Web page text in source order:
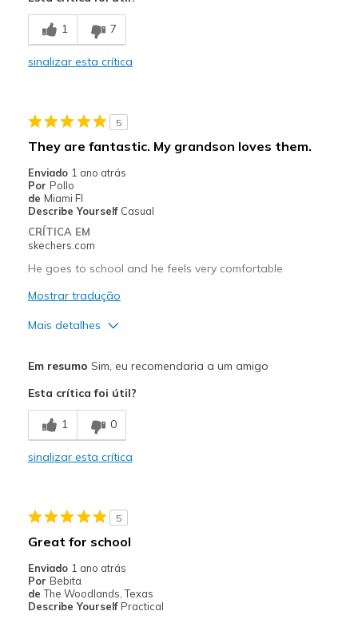
Casual Wear
1 7
sinalizar esta crítica
5
They are fantastic. My grandson loves them.
Enviado 1 ano atrás
Por Pollo
de Miami Fl
Describe Yourself Casual
CRÍTICA EM
skechers.com
He goes to school and he feels very comfortable
Mostrar tradução
Mais detalhes
Durable
Melhores utilizações
Going Out
Sizing
Feels true to size
View On Shoes
Shoes are for Wearing
Em resumo Sim, eu recomendaria a um amigo
Esta crítica foi útil?
1 0
sinalizar esta crítica
5
Great for school
Enviado 1 ano atrás
Por Bebita
de The Woodlands, Texas
Describe Yourself Practical